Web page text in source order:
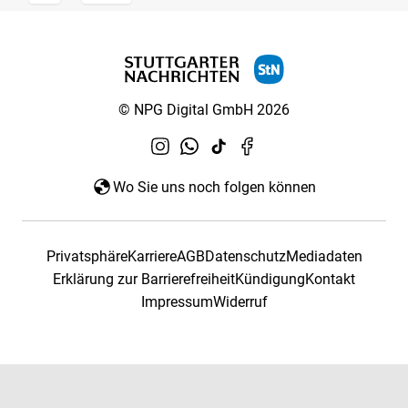
© NPG Digital GmbH 2026
Wo Sie uns noch folgen können
PrivatsphäreKarriereAGBDatenschutzMediadaten
Erklärung zur BarrierefreiheitKündigungKontakt
ImpressumWiderruf